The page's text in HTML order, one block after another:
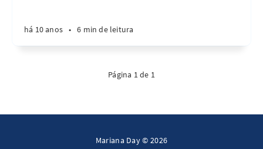
há 10 anos • 6 min de leitura
Página 1 de 1
Mariana Day © 2026